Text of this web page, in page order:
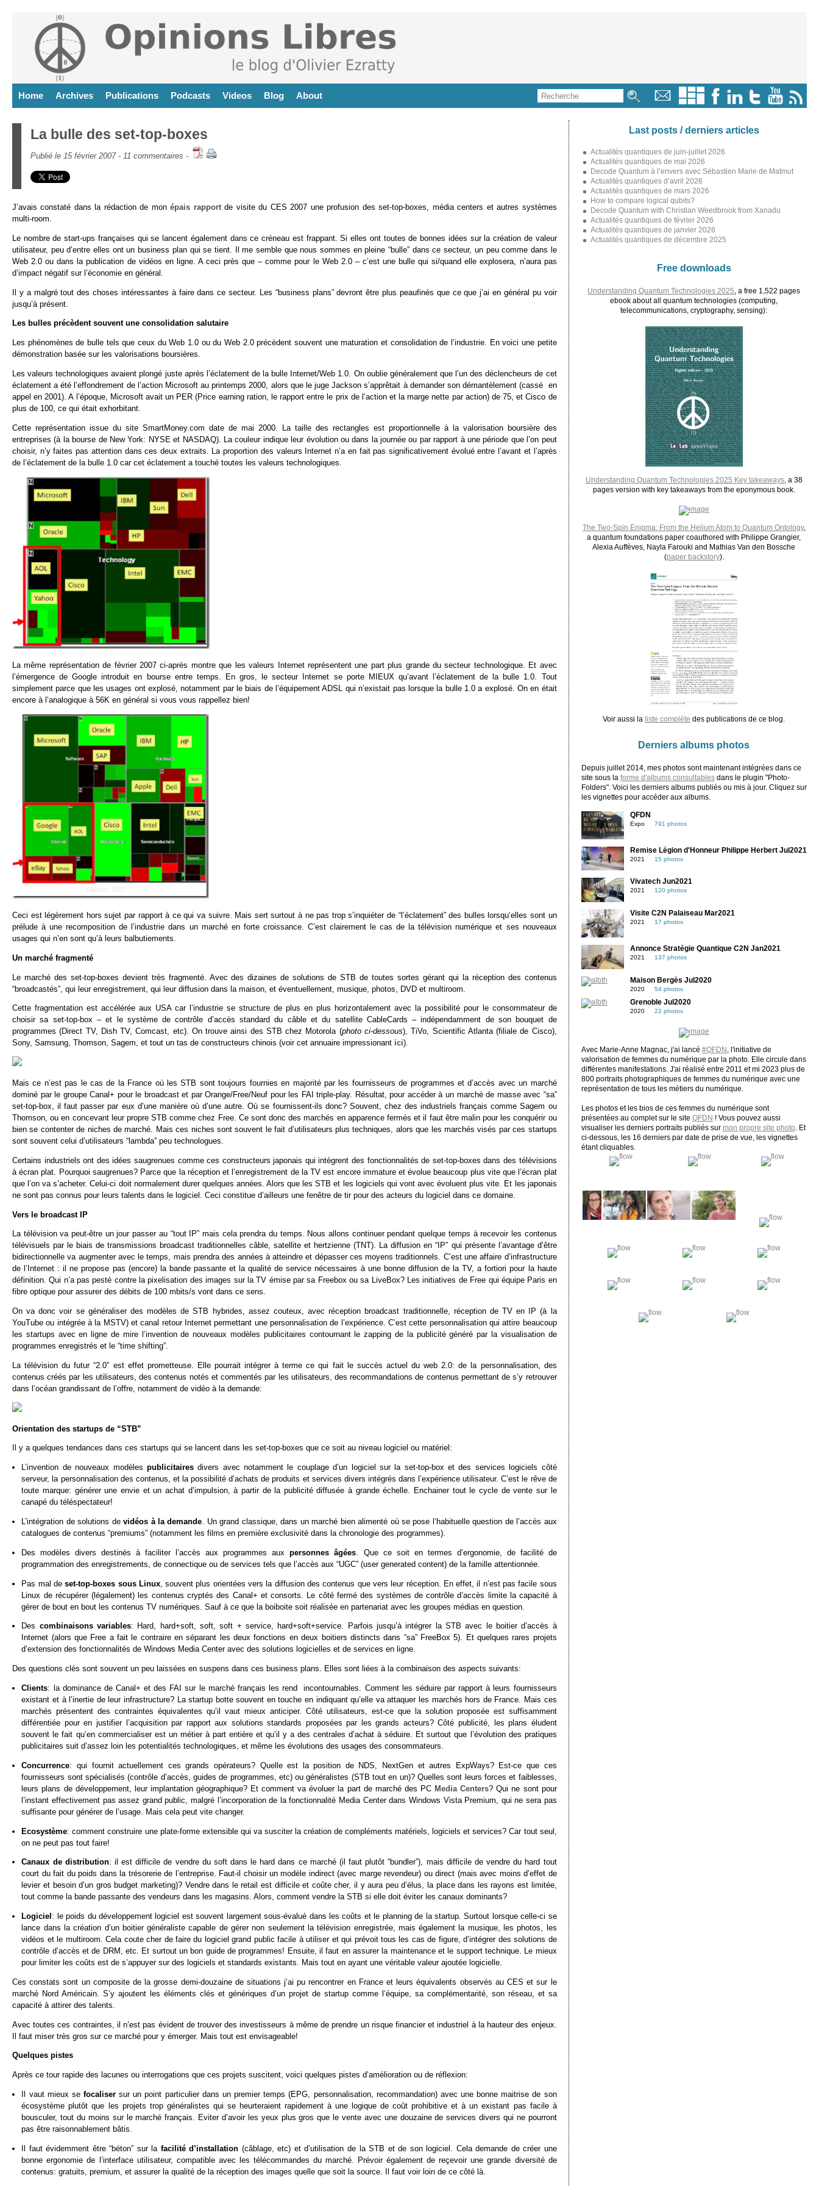
Home Archives Publications Podcasts Videos Blog About
La bulle des set-top-boxes
Publié le 15 février 2007 - 11 commentaires -
J’avais constaté dans la rédaction de monépais rapportde visite du CES 2007 une profusion des set-top-boxes, média centers et autres systèmes
multi-room.
Le nombre de start-ups françaises qui se lancent également dans ce créneau est frappant. Si elles ont toutes de bonnes idées sur la création de valeur
utilisateur, peu d’entre elles ont un business plan qui se tient. Il me semble que nous sommes en pleine “bulle” dans ce secteur, un peu comme dans le
Web 2.0 ou dans la publication de vidéos en ligne. A ceci près que – comme pour le Web 2.0 – c’est une bulle qui si/quand elle explosera, n’aura pas
d’impact négatif sur l’économie en général.
Il y a malgré tout des choses intéressantes à faire dans ce secteur. Les “business plans” devront être plus peaufinés que ce que j’ai en général pu voir
jusqu’à présent.
Les bulles précèdent souvent une consolidation salutaire
Les phénomènes de bulle tels que ceux du Web 1.0 ou du Web 2.0 précèdent souvent une maturation et consolidation de l’industrie. En voici une petite
démonstration basée sur les valorisations boursières.
Les valeurs technologiques avaient plongé juste après l’éclatement de la bulle Internet/Web 1.0. On oublie généralement que l’un des déclencheurs de cet
éclatement a été l’effondrement de l’action Microsoft au printemps 2000, alors que le juge Jackson s’apprêtait à demander son démantèlement (cassé en
appel en 2001). A l’époque, Microsoft avait un PER (Price earning ration, le rapport entre le prix de l’action et la marge nette par action) de 75, et Cisco de
plus de 100, ce qui était exhorbitant.
Cette représentation issue du site SmartMoney.com date de mai 2000. La taille des rectangles est proportionnelle à la valorisation boursière des
entreprises (à la bourse de New York: NYSE et NASDAQ). La couleur indique leur évolution ou dans la journée ou par rapport à une période que l’on peut
choisir, n’y faites pas attention dans ces deux extraits. La proportion des valeurs Internet n’a en fait pas significativement évolué entre l’avant et l’après
de l’éclatement de la bulle 1.0 car cet éclatement a touché toutes les valeurs technologiques.
La même représentation de février 2007 ci-après montre que les valeurs Internet représentent une part plus grande du secteur technologique. Et avec
l’émergence de Google introduit en bourse entre temps. En gros, le secteur Internet se porte MIEUX qu’avant l’éclatement de la bulle 1.0. Tout
simplement parce que les usages ont explosé, notamment par le biais de l’équipement ADSL qui n’existait pas lorsque la bulle 1.0 a explosé. On en était
encore à l’analogique à 56K en général si vous vous rappellez bien!
Ceci est légèrement hors sujet par rapport à ce qui va suivre. Mais sert surtout à ne pas trop s’inquiéter de “l’éclatement” des bulles lorsqu’elles sont un
prélude à une recomposition de l’industrie dans un marché en forte croissance. C’est clairement le cas de la télévision numérique et ses nouveaux
usages qui n’en sont qu’à leurs balbutiements.
Un marché fragmenté
Le marché des set-top-boxes devient très fragmenté. Avec des dizaines de solutions de STB de toutes sortes gérant qui la réception des contenus
“broadcastés”, qui leur enregistrement, qui leur diffusion dans la maison, et éventuellement, musique, photos, DVD et multiroom.
Cette fragmentation est accélérée aux USA car l’industrie se structure de plus en plus horizontalement avec la possibilité pour le consommateur de
choisir sa set-top-box – et le système de contrôle d’accès standard du câble et du satellite CableCards – indépendamment de son bouquet de
programmes (Direct TV, Dish TV, Comcast, etc). On trouve ainsi des STB chez Motorola (photo ci-dessous), TiVo, Scientific Atlanta (filiale de Cisco),
Sony, Samsung, Thomson, Sagem, et tout un tas de constructeurs chinois (voir cet annuaire impressionant ici).
Mais ce n’est pas le cas de la France où les STB sont toujours fournies en majorité par les fournisseurs de programmes et d’accès avec un marché
dominé par le groupe Canal+ pour le broadcast et par Orange/Free/Neuf pour les FAI triple-play. Résultat, pour accéder à un marché de masse avec “sa”
set-top-box, il faut passer par eux d’une manière où d’une autre. Où se fournissent-ils donc? Souvent, chez des industriels français comme Sagem ou
Thomson, ou en concevant leur propre STB comme chez Free. Ce sont donc des marchés en apparence fermés et il faut être malin pour les conquérir ou
bien se contenter de niches de marché. Mais ces niches sont souvent le fait d’utilisateurs plus techniques, alors que les marchés visés par ces startups
sont souvent celui d’utilisateurs “lambda” peu technologues.
Certains industriels ont des idées saugrenues comme ces constructeurs japonais qui intègrent des fonctionnalités de set-top-boxes dans des télévisions
à écran plat. Pourquoi saugrenues? Parce que la réception et l’enregistrement de la TV est encore immature et évolue beaucoup plus vite que l’écran plat
que l’on va s’acheter. Celui-ci doit normalement durer quelques années. Alors que les STB et les logiciels qui vont avec évoluent plus vite. Et les japonais
ne sont pas connus pour leurs talents dans le logiciel. Ceci constitue d’ailleurs une fenêtre de tir pour des acteurs du logiciel dans ce domaine.
Vers le broadcast IP
La télévision va peut-être un jour passer au “tout IP” mais cela prendra du temps. Nous allons continuer pendant quelque temps à recevoir les contenus
télévisuels par le biais de transmissions broadcast traditionnelles câble, satellite et hertzienne (TNT). La diffusion en “IP” qui présente l’avantage d’être
bidirectionnelle va augmenter avec le temps, mais prendra des années à atteindre et dépasser ces moyens traditionnels. C’est une affaire d’infrastructure
de l’Internet : il ne propose pas (encore) la bande passante et la qualité de service nécessaires à une bonne diffusion de la TV, a fortiori pour la haute
définition. Qui n’a pas pesté contre la pixelisation des images sur la TV émise par sa Freebox ou sa LiveBox? Les initiatives de Free qui équipe Paris en
fibre optique pour assurer des débits de 100 mbits/s vont dans ce sens.
On va donc voir se généraliser des modèles de STB hybrides, assez couteux, avec réception broadcast traditionnelle, réception de TV en IP (à la
YouTube ou intégrée à la MSTV) et canal retour Internet permettant une personnalisation de l’expérience. C’est cette personnalisation qui attire beaucoup
les startups avec en ligne de mire l’invention de nouveaux modèles publicitaires contournant le zapping de la publicité généré par la visualisation de
programmes enregistrés et le “time shifting”.
La télévision du futur “2.0” est effet prometteuse. Elle pourrait intégrer à terme ce qui fait le succès actuel du web 2.0: de la personnalisation, des
contenus créés par les utilisateurs, des contenus notés et commentés par les utilisateurs, des recommandations de contenus permettant de s’y retrouver
dans l’océan grandissant de l’offre, notamment de vidéo à la demande:
Orientation des startups de “STB”
Il y a quelques tendances dans ces startups qui se lancent dans les set-top-boxes que ce soit au niveau logiciel ou matériel:
L’invention de nouveaux modèles publicitairesdivers avec notamment le couplage d’un logiciel sur la set-top-box et des services logiciels côté
serveur, la personnalisation des contenus, et la possibilité d’achats de produits et services divers intégrés dans l’expérience utilisateur. C’est le rêve de
toute marque: générer une envie et un achat d’impulsion, à partir de la publicité diffusée à grande échelle. Enchainer tout le cycle de vente sur le
canapé du téléspectateur!
L’intégration de solutions devidéos à la demande . Un grand classique, dans un marché bien alimenté où se pose l’habituelle question de l’accès aux
catalogues de contenus “premiums” (notamment les films en première exclusivité dans la chronologie des programmes).
Des modèles divers destinés à faciliter l’accès aux programmes auxpersonnes âgées . Que ce soit en termes d’ergonomie, de facilité de
programmation des enregistrements, de connectique ou de services tels que l’accès aux “UGC” (user generated content) de la famille attentionnée.
Pas mal deset-top-boxes sous Linux, souvent plus orientées vers la diffusion des contenus que vers leur réception. En effet, il n’est pas facile sous
Linux de récupérer (légalement) les contenus cryptés des Canal+ et consorts. Le côté fermé des systèmes de contrôle d’accès limite la capacité à
gérer de bout en bout les contenus TV numériques. Sauf à ce que la boiboite soit réalisée en partenariat avec les groupes médias en question.
Des combinaisons variables: Hard, hard+soft, soft, soft + service, hard+soft+service. Parfois jusqu’à intégrer la STB avec le boitier d’accès à
Internet (alors que Free a fait le contraire en séparant les deux fonctions en deux boitiers distincts dans “sa” FreeBox 5). Et quelques rares projets
d’extension des fonctionnalités de Windows Media Center avec des solutions logicielles et de services en ligne.
Des questions clés sont souvent un peu laissées en suspens dans ces business plans. Elles sont liées à la combinaison des aspects suivants:
Clients: la dominance de Canal+ et des FAI sur le marché français les rend incontournables. Comment les séduire par rapport à leurs fournisseurs
existant et à l’inertie de leur infrastructure? La startup botte souvent en touche en indiquant qu’elle va attaquer les marchés hors de France. Mais ces
marchés présentent des contraintes équivalentes qu’il vaut mieux anticiper. Côté utilisateurs, est-ce que la solution proposée est suffisamment
différentiée pour en justifier l’acquisition par rapport aux solutions standards proposées par les grands acteurs? Côté publicité, les plans éludent
souvent le fait qu’en commercialiser est un métier à part entière et qu’il y a des centrales d’achat à séduire. Et surtout que l’évolution des pratiques
publicitaires suit d’assez loin les potentialités technologiques, et même les évolutions des usages des consommateurs.
Concurrence: qui fournit actuellement ces grands opérateurs? Quelle est la position de NDS, NextGen et autres ExpWays? Est-ce que ces
fournisseurs sont spécialisés (contrôle d’accès, guides de programmes, etc) ou généralistes (STB tout en un)? Quelles sont leurs forces et faiblesses,
leurs plans de développement, leur implantation géographique? Et comment va évoluer la part de marché des PC Media Centers? Qui ne sont pour
l’instant effectivement pas assez grand public, malgré l’incorporation de la fonctionnalité Media Center dans Windows Vista Premium, qui ne sera pas
suffisante pour générer de l’usage. Mais cela peut vite changer.
Ecosystème: comment construire une plate-forme extensible qui va susciter la création de compléments matériels, logiciels et services? Car tout seul,
on ne peut pas tout faire!
Canaux de distribution: il est difficile de vendre du soft dans le hard dans ce marché (il faut plutôt “bundler”), mais difficile de vendre du hard tout
court du fait du poids dans la trésorerie de l’entreprise. Faut-il choisir un modèle indirect (avec marge revendeur) ou direct (mais avec moins d’effet de
levier et besoin d’un gros budget marketing)? Vendre dans le retail est difficile et coûte cher, il y aura peu d’élus, la place dans les rayons est limitée,
tout comme la bande passante des vendeurs dans les magasins. Alors, comment vendre la STB si elle doit éviter les canaux dominants?
Logiciel : le poids du développement logiciel est souvent largement sous-évalué dans les coûts et le planning de la startup. Surtout lorsque celle-ci se
lance dans la création d’un boitier généraliste capable de gérer non seulement la télévision enregistrée, mais également la musique, les photos, les
vidéos et le multiroom. Cela coute cher de faire du logiciel grand public facile à utiliser et qui prévoit tous les cas de figure, d’intégrer des solutions de
contrôle d’accès et de DRM, etc. Et surtout un bon guide de programmes! Ensuite, il faut en assurer la maintenance et le support technique. Le mieux
pour limiter les coûts est de s’appuyer sur des logiciels et standards existants. Mais tout en ayant une véritable valeur ajoutée logicielle.
Ces constats sont un composite de la grosse demi-douzaine de situations j’ai pu rencontrer en France et leurs équivalents observés au CES et sur le
marché Nord Américain. S’y ajoutent les éléments clés et génériques d’un projet de startup comme l’équipe, sa complémentarité, son réseau, et sa
capacité à attirer des talents.
Avec toutes ces contraintes, il n’est pas évident de trouver des investisseurs à même de prendre un risque financier et industriel à la hauteur des enjeux.
Il faut miser très gros sur ce marché pour y émerger. Mais tout est envisageable!
Quelques pistes
Après ce tour rapide des lacunes ou interrogations que ces projets suscitent, voici quelques pistes d’amélioration ou de réflexion:
Il vaut mieux se focalisersur un point particulier dans un premier temps (EPG, personnalisation, recommandation) avec une bonne maitrise de son
écosystème plutôt que les projets trop généralistes qui se heurteraient rapidement à une logique de coût prohibitive et à un existant pas facile à
bousculer, tout du moins sur le marché français. Eviter d’avoir les yeux plus gros que le vente avec une douzaine de services divers qui ne pourront
pas être raisonnablement bâtis.
Il faut évidemment être “béton” sur la facilité d’installation (câblage, etc) et d’utilisation de la STB et de son logiciel. Cela demande de créer une
bonne ergonomie de l’interface utilisateur, compatible avec les télécommandes du marché. Prévoir également de reçevoir une grande diversité de
contenus: gratuits, premium, et assurer la qualité de la réception des images quelle que soit la source. Il faut voir loin de ce côté là.
Last posts / derniers articles
Actualités quantiques de juin-juillet 2026
Actualités quantiques de mai 2026
Decode Quantum à l’envers avec Sébastien Marie de Matmut
Actualités quantiques d’avril 2026
Actualités quantiques de mars 2026
How to compare logical qubits?
Decode Quantum with Christian Weedbrook from Xanadu
Actualités quantiques de février 2026
Actualités quantiques de janvier 2026
Actualités quantiques de décembre 2025
Free downloads
Understanding Quantum Technologies 2025 , a free 1,522 pages
ebook about all quantum technologies (computing,
telecommunications, cryptography, sensing):
Understanding Quantum Technologies 2025 Key takeaways, a 38
pages version with key takeaways from the eponymous book.
The Two-Spin Enigma: From the Helium Atom to Quantum Ontology,
a quantum foundations paper coauthored with Philippe Grangier,
Alexia Auffèves, Nayla Farouki and Mathias Van den Bossche
(paper backstory).
Voir aussi la liste complète des publications de ce blog.
Derniers albums photos
Depuis juillet 2014, mes photos sont maintenant intégrées dans ce
site sous la forme d'albums consultablesdans le plugin "Photo-
Folders". Voici les derniers albums publiés ou mis à jour. Cliquez sur
les vignettes pour accéder aux albums.
QFDN
Expo 791 photos
Remise Légion d'Honneur Philippe Herbert Jul2021
2021 15 photos
Vivatech Jun2021
2021 120 photos
Visite C2N Palaiseau Mar2021
2021 17 photos
Annonce Stratégie Quantique C2N Jan2021
2021 137 photos
Maison Bergès Jul2020
2020 54 photos
Grenoble Jul2020
2020 22 photos
Avec Marie-Anne Magnac, j'ai lancé #QFDN
, l'initiative de
valorisation de femmes du numérique par la photo. Elle circule dans
différentes manifestations. J'ai réalisé entre 2011 et mi 2023 plus de
800 portraits photographiques de femmes du numérique avec une
représentation de tous les métiers du numérique.
Les photos et les bios de ces femmes du numérique sont
présentées au complet sur le site QFDN ! Vous pouvez aussi
visualiser les derniers portraits publiés sur mon propre site photo . Et
ci-dessous, les 16 derniers par date de prise de vue, les vignettes
étant cliquables.